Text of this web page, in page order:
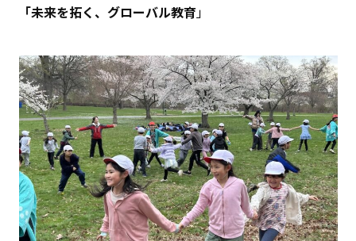
「未来を拓く、グローバル教育」